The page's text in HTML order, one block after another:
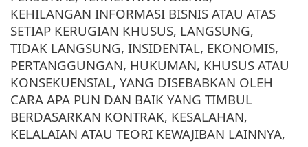
KEHILANGAN INFORMASI BISNIS ATAU ATAS
SETIAP KERUGIAN KHUSUS, LANGSUNG,
TIDAK LANGSUNG, INSIDENTAL, EKONOMIS,
PERTANGGUNGAN, HUKUMAN, KHUSUS ATAU
KONSEKUENSIAL, YANG DISEBABKAN OLEH
CARA APA PUN DAN BAIK YANG TIMBUL
BERDASARKAN KONTRAK, KESALAHAN,
KELALAIAN ATAU TEORI KEWAJIBAN LAINNYA,